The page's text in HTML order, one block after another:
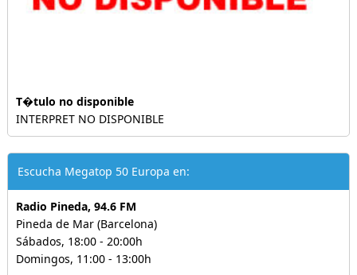
T�tulo no disponible
INTERPRET NO DISPONIBLE
Escucha Megatop 50 Europa en:
Radio Pineda, 94.6 FM
Pineda de Mar (Barcelona)
Sábados, 18:00 - 20:00h
Domingos, 11:00 - 13:00h